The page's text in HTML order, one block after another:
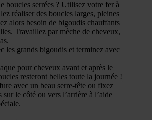
boucles serrées ? Utilisez votre fer à
réaliser des boucles larges, pleines
alors besoin de bigoudis chauffants
Travaillez par mèche de cheveux,
les grands bigoudis et terminez avec
pour cheveux avant et après le
resteront belles toute la journée !
avec un beau serre-tête ou fixez
sur le côté ou vers l’arrière à l’aide